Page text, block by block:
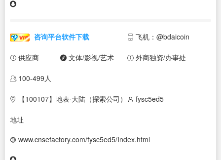
咨询平台软件下载 飞机：@bdaicoin
供应商 文体/影视/艺术 外商独资/办事处
100-499人
【100107】地表·大陆（探索公司）
地址
fysc5ed5
www.cnsefactory.com/fysc5ed5/Index.html